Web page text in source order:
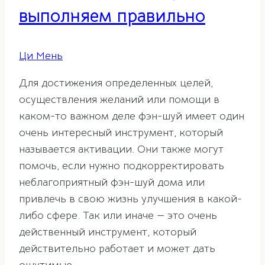
выполняем правильно
Ци Мень
Для достижения определенных целей,
осуществления желаний или помощи в
каком-то важном деле фэн-шуй имеет один
очень интересный инструмент, который
называется активации. Они также могут
помочь, если нужно подкорректировать
неблагоприятный фэн-шуй дома или
привлечь в свою жизнь улучшения в какой-
либо сфере. Так или иначе — это очень
действенный инструмент, который
действительно работает и может дать